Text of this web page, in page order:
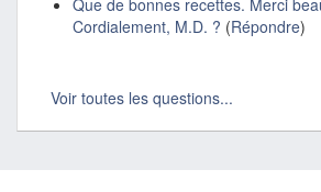
Que de bonnes recettes. Merci
Cordialement, M.D. ? (Répondre)
Voir toutes les questions...